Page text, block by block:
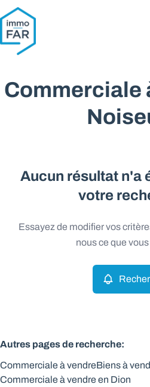
Aller au contenu principal
Commerciale
Aucun résultat n'a
votre
Essayez de modifier vos
nous ce que
Autres pages de recherche:
Commerciale à vendreBiens à
Commerciale à vendre en Dion